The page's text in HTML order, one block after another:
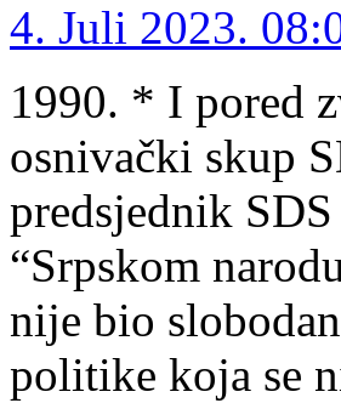
4. Juli 2023.
1990. * I pored
osnivački skup
predsjednik
“Srpskom
nije bio
politike koja se